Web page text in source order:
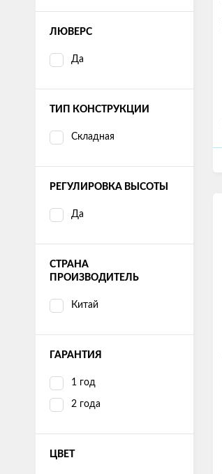
ЛЮВЕРС
Да
ТИП КОНСТРУКЦИИ
Складная
РЕГУЛИРОВКА ВЫСОТЫ
Да
СТРАНА
ПРОИЗВОДИТЕЛЬ
Китай
ГАРАНТИЯ
1 год
2 года
ЦВЕТ